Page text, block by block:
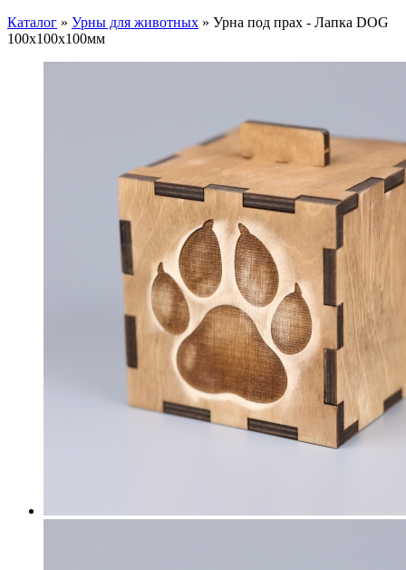
Каталог » Урны для животных » Урна под прах - Лапка DOG
100х100х100мм